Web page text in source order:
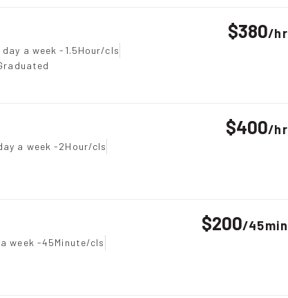
day a week -1.5Hour/cls
$380/hr
a week -2Hour/cls
$400/hr
a week -45Minute/cls
$200/45min